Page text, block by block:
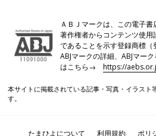
ＡＢＪマークは、この電子書
著作権者からコンテンツ使
であることを示す登録商標（
ABJマークの詳細、ABJマー
はこちら→https://
本サイトに掲載されている記事・写真・イラスト
す。
たまひよについて 利用規約 ポリ